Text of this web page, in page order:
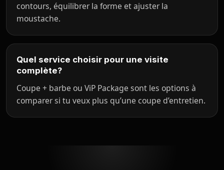
contours, équilibrer la forme et ajuster la
moustache.
Quel service choisir pour une visite
complète?
Coupe + barbe ou ViP Package sont les options à
comparer si tu veux plus qu’une coupe d’entretien.